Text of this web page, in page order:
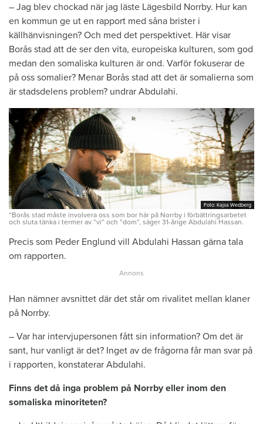
– Jag blev chockad när jag läste Lägesbild Norrby. Hur kan
en kommun ge ut en rapport med såna brister i
källhänvisningen? Och med det perspektivet. Här visar
Borås stad att de ser den vita, europeiska kulturen, som god
medan den somaliska kulturen är ond. Varför fokuserar de
på oss somalier? Menar Borås stad att det är somalierna som
är stadsdelens problem? undrar Abdulahi.
Foto: Kajsa Wedberg
Foto: Kajsa Wedberg
”Borås stad måste involvera oss som bor här på Norrby i förbättringsarbetet
och sluta tänka i termer av ”vi” och ”dom”, säger 31-årige Abdulahi Hassan.
Precis som Peder Englund vill Abdulahi Hassan gärna tala
om rapporten.
Han nämner avsnittet där det står om rivalitet mellan klaner
på Norrby.
– Var har intervjupersonen fått sin information? Om det är
sant, hur vanligt är det? Inget av de frågorna får man svar på
i rapporten, konstaterar Abdulahi.
Finns det då inga problem på Norrby eller inom den
somaliska minoriteten?